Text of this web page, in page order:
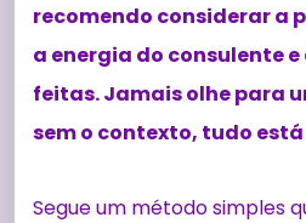
recomendo considerar a
a energia do consulente
feitas. Jamais olhe para
sem o contexto, tudo
Segue um método simples